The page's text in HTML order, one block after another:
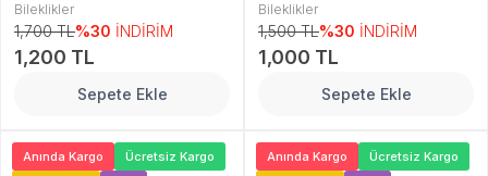
Bileklik
Bileklikler
1,700 TL%30 İNDİRİM
1,200 TL
Sepete Ekle
Bileklikler
1,500 TL%30 İNDİRİM
1,000 TL
Sepete Ekle
Anında Kargo
Ücretsiz Kargo
Anında Kargo
Ücretsiz Kargo